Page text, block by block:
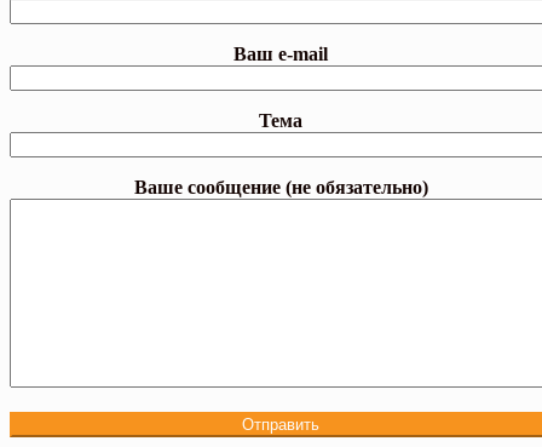
Ваш e-mail
Тема
Ваше сообщение (не обязательно)